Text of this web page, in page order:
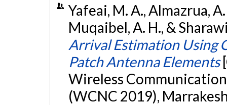
Yafeai, M. A., Almazrua,
Muqaibel, A. H., &
Arrival Estimation Using
Patch Antenna Elements
Wireless
(WCNC 2019),